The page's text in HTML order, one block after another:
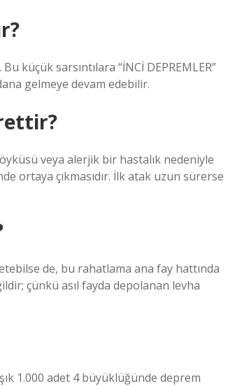
küçük sarsıntılara “İNCİ DEPREMLER”
gelmeye devam edebilir.
veya alerjik bir hastalık nedeniyle
ortaya çıkmasıdır. İlk atak uzun sürerse
de, bu rahatlama ana fay hattında
çünkü asıl fayda depolanan levha
1.000 adet 4 büyüklüğünde deprem